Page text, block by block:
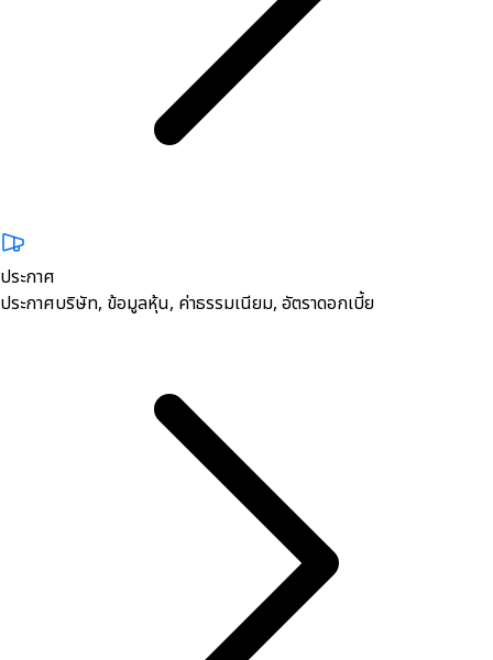
ประกาศ
ประกาศบริษัท, ข้อมูลหุ้น, ค่าธรรมเนียม, อัตราดอกเบี้ย